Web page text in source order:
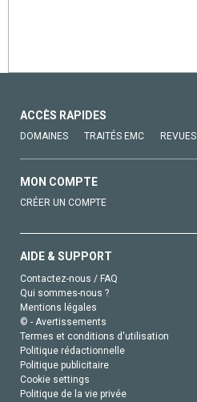
ACCÈS RAPIDES
DOMAINES TRAITÉS EMC REVUES
MON COMPTE
CRÉER UN COMPTE
AIDE & SUPPORT
Contactez-nous / FAQ
Qui sommes-nous ?
Mentions légales
© - Avertissements
Termes et conditions d'utilisation
Politique rédactionnelle
Politique publicitaire
Cookie settings
Politique de la vie privée